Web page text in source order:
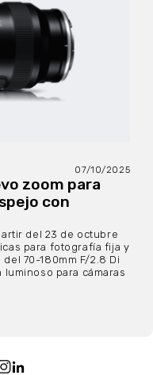
07/10/2025
zoom para
con
del 23 de octubre
para fotografía fija y
70-180mm F/2.8 Di
luminoso para cámaras